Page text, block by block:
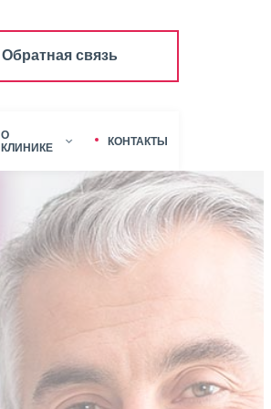
Обратная связь
О
КЛИНИКЕ
КОНТАКТЫ